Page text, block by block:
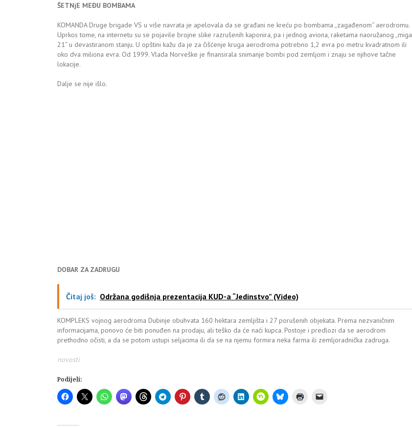
ŠETNjE MEĐU BOMBAMA
KOMANDA Druge brigade VS u više navrata je apelovala da se građani ne kreću po bombama „zagađenom“ aerodromu.
Uprkos tome, na internetu su se pojavile brojne slike razrušenih kaponira, pa i jednog aviona, raketama naoružanog „miga
21“ u devastiranom stanju. U opštini kažu da je za čišćenje kruga aerodroma potrebno 1,2 evra po metru kvadratnom ili
oko dva miliona evra. Od 1999. Vlada Norveške je finansirala snimanje bombi pod zemljom i znaju se njihove tačne
lokacije.
Dalje se nije išlo.
DOBAR ZA ZADRUGU
Čitaj još: Održana godišnja prezentacija KUD-a “Jedinstvo” (Video)
KOMPLEKS vojnog aerodroma Dubinje obuhvata 160 hektara zemljišta i 27 porušenih objekata. Prema nezvaničnim
informacijama, ponovo će biti ponuđen na prodaju, ali teško da će naći kupca. Postoje i predlozi da se aerodrom
prethodno očisti, a da se potom ustupi seljacima ili da se na njemu formira neka farma ili zemljoradnička zadruga.
novosti
Podijeli: